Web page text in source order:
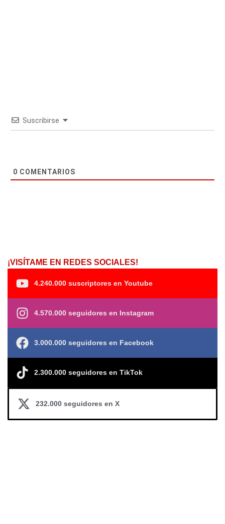
Suscribirse
0 COMENTARIOS
¡VISÍTAME EN REDES SOCIALES!
4.240.000 suscriptores en Youtube
4.570.000 seguidores en Instagram
3.000.000 seguidores en Facebook
2.300.000 seguidores en TikTok
232.000 seguidores en X